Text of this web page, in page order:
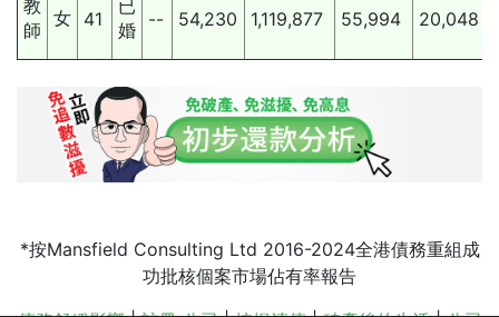
教
師
女 41
已
婚
-- 54,230 1,119,877 55,994 20,048
*按Mansfield Consulting Ltd 2016-2024全港債務重組成
功批核個案市場佔有率報告